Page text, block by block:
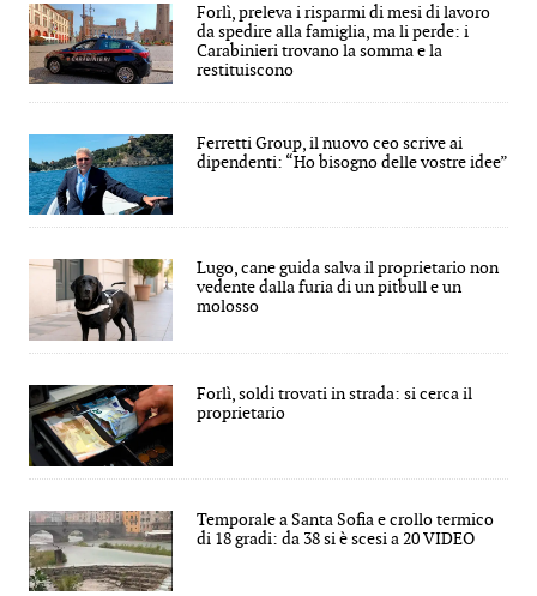
Forlì, preleva i risparmi di mesi di lavoro
da spedire alla famiglia, ma li perde: i
Carabinieri trovano la somma e la
restituiscono
Ferretti Group, il nuovo ceo scrive ai
dipendenti: “Ho bisogno delle vostre idee”
Lugo, cane guida salva il proprietario non
vedente dalla furia di un pitbull e un
molosso
Forlì, soldi trovati in strada: si cerca il
proprietario
Temporale a Santa Sofia e crollo termico
di 18 gradi: da 38 si è scesi a 20 VIDEO